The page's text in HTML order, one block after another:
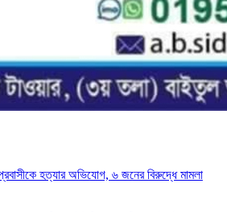
হত্যার অভিযোগ, ৬ জনের বিরুদ্ধে মামলা